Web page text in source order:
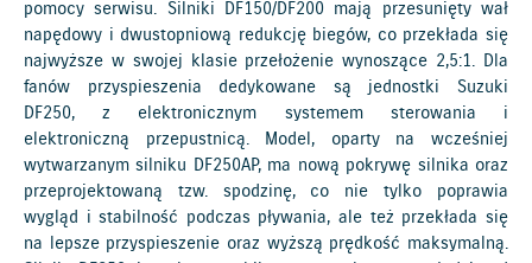
pomocy serwisu. Silniki DF150/DF200 mają przesunięty wał
napędowy i dwustopniową redukcję biegów, co przekłada się
najwyższe w swojej klasie przełożenie wynoszące 2,5:1. Dla
fanów przyspieszenia dedykowane są jednostki Suzuki
DF250, z elektronicznym systemem sterowania i
elektroniczną przepustnicą. Model, oparty na wcześniej
wytwarzanym silniku DF250AP, ma nową pokrywę silnika oraz
przeprojektowaną tzw. spodzinę, co nie tylko poprawia
wygląd i stabilność podczas pływania, ale też przekłada się
na lepsze przyspieszenie oraz wyższą prędkość maksymalną.